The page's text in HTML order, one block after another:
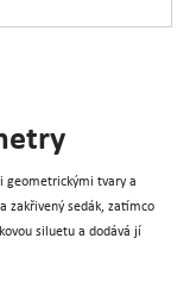
geometrickými tvary a
zakřivený sedák, zatímco
siluetu a dodává jí